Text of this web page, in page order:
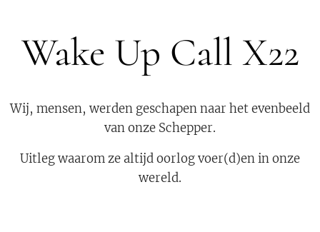
Wake Up Call X22
Wij, mensen, werden geschapen naar het evenbeeld
van onze Schepper.
Uitleg waarom ze altijd oorlog voer(d)en in onze
wereld.